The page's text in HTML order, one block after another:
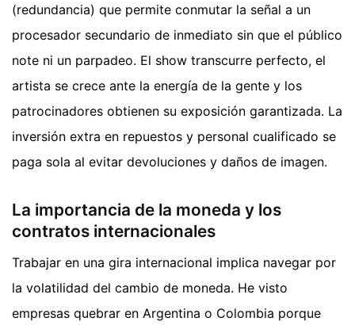
(redundancia) que permite conmutar la señal a un
procesador secundario de inmediato sin que el público
note ni un parpadeo. El show transcurre perfecto, el
artista se crece ante la energía de la gente y los
patrocinadores obtienen su exposición garantizada. La
inversión extra en repuestos y personal cualificado se
paga sola al evitar devoluciones y daños de imagen.
La importancia de la moneda y los
contratos internacionales
Trabajar en una gira internacional implica navegar por
la volatilidad del cambio de moneda. He visto
empresas quebrar en Argentina o Colombia porque